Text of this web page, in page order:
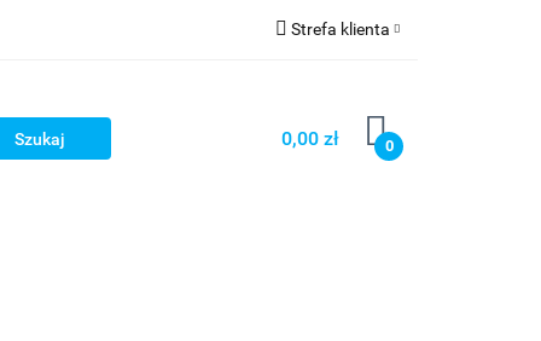
Strefa klienta
Zarejestruj się
Dodaj zgłoszenie
0,00 zł 0